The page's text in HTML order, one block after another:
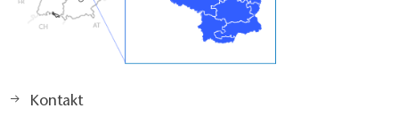
Kontakt